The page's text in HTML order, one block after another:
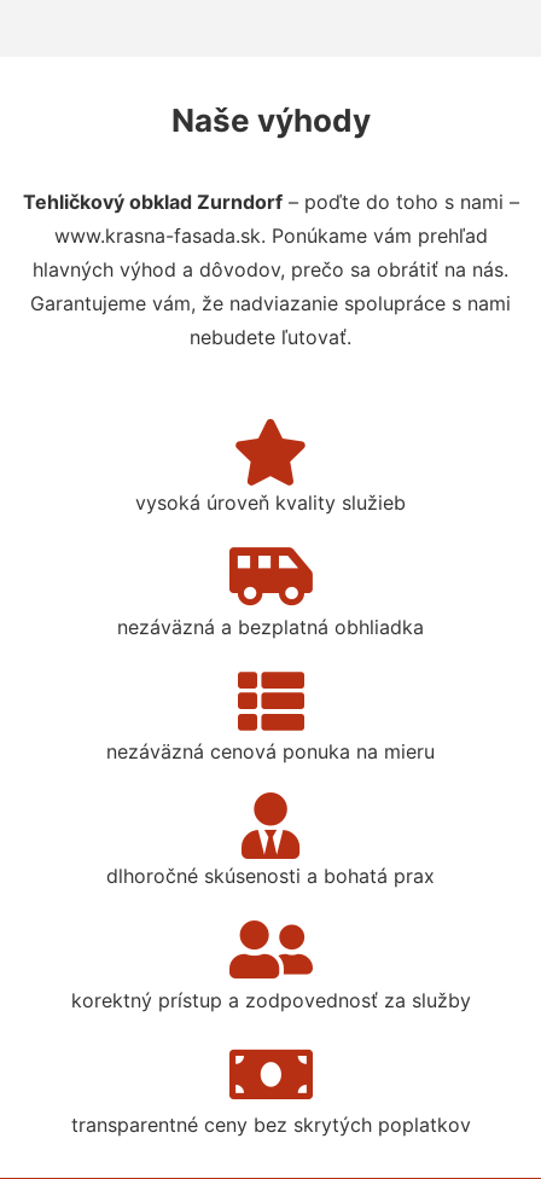
Naše výhody
Tehličkový obklad Zurndorf– poďte do toho s nami –
www.krasna-fasada.sk. Ponúkame vám prehľad
hlavných výhod a dôvodov, prečo sa obrátiť na nás.
Garantujeme vám, že nadviazanie spolupráce s nami
nebudete ľutovať.
vysoká úroveň kvality služieb
nezáväzná a bezplatná obhliadka
nezáväzná cenová ponuka na mieru
dlhoročné skúsenosti a bohatá prax
korektný prístup a zodpovednosť za služby
transparentné ceny bez skrytých poplatkov